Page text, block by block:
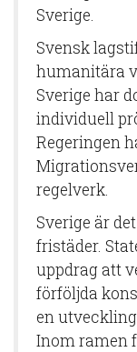
Sverige.
Svensk
humanitära
Sverige har
individuell
Regeringen
regelverk.
Sverige är
fristäder.
uppdrag att
förföljda
en
Inom ramen